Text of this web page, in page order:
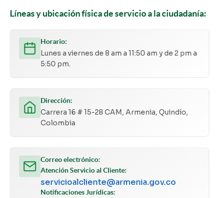
Líneas y ubicación física de servicio a la ciudadanía:
Horario:
Lunes a viernes de 8 am a 11:50 am y de 2 pm a
5:50 pm.
Dirección:
Carrera 16 # 15-28 CAM, Armenia, Quindío,
Colombia
Correo electrónico:
Atención Servicio al Cliente:
servicioalcliente@armenia.gov.co
Notificaciones Jurídicas: